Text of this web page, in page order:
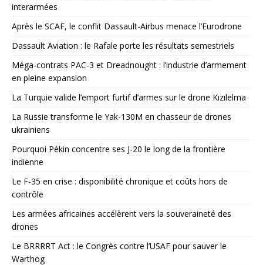
interarmées
Après le SCAF, le conflit Dassault-Airbus menace l’Eurodrone
Dassault Aviation : le Rafale porte les résultats semestriels
Méga-contrats PAC-3 et Dreadnought : l’industrie d’armement
en pleine expansion
La Turquie valide l’emport furtif d’armes sur le drone Kızılelma
La Russie transforme le Yak-130M en chasseur de drones
ukrainiens
Pourquoi Pékin concentre ses J-20 le long de la frontière
indienne
Le F-35 en crise : disponibilité chronique et coûts hors de
contrôle
Les armées africaines accélèrent vers la souveraineté des
drones
Le BRRRRT Act : le Congrès contre l’USAF pour sauver le
Warthog